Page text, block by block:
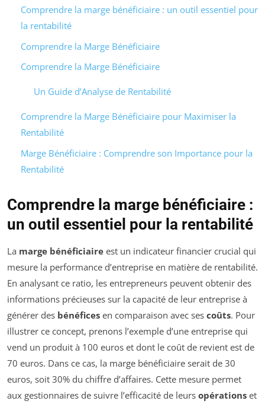
Comprendre la marge bénéficiaire : un outil essentiel pour
la rentabilité
Comprendre la Marge Bénéficiaire
Comprendre la Marge Bénéficiaire
Un Guide d’Analyse de Rentabilité
Comprendre la Marge Bénéficiaire pour Maximiser la
Rentabilité
Marge Bénéficiaire : Comprendre son Importance pour la
Rentabilité
Comprendre la marge bénéficiaire :
un outil essentiel pour la rentabilité
La marge bénéficiaire est un indicateur financier crucial qui
mesure la performance d’entreprise en matière de rentabilité.
En analysant ce ratio, les entrepreneurs peuvent obtenir des
informations précieuses sur la capacité de leur entreprise à
générer des bénéfices en comparaison avec ses coûts. Pour
illustrer ce concept, prenons l’exemple d’une entreprise qui
vend un produit à 100 euros et dont le coût de revient est de
70 euros. Dans ce cas, la marge bénéficiaire serait de 30
euros, soit 30% du chiffre d’affaires. Cette mesure permet
aux gestionnaires de suivre l’efficacité de leurs opérations et